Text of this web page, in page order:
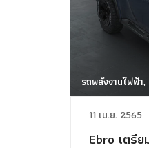
รถพลังงานไฟฟ้า
11 เม.ย. 2565
Ebro เตรี